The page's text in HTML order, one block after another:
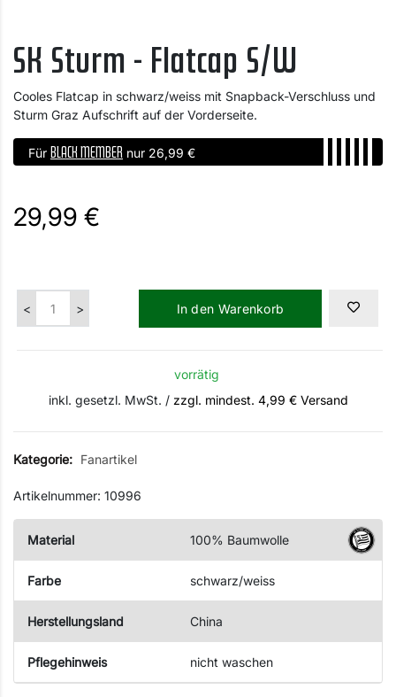
SK Sturm - Flatcap S/W
Cooles Flatcap in schwarz/weiss mit Snapback-Verschluss und
Sturm Graz Aufschrift auf der Vorderseite.
Für BLACK MEMBER nur 26,99 €
29,99 €
In den Warenkorb
vorrätig
inkl. gesetzl. MwSt. / zzgl. mindest. 4,99 € Versand
Kategorie: Fanartikel
Artikelnummer: 10996
Material 100% Baumwolle
Farbe schwarz/weiss
Herstellungsland China
Pflegehinweis nicht waschen